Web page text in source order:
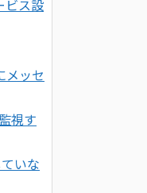
ビス設
メッセ
視す
いな